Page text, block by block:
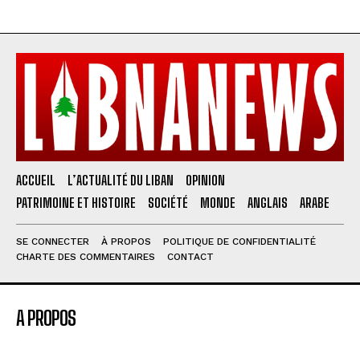
ACCUEIL L’ACTUALITÉ DU LIBAN
OPINION
PATRIMOINE ET HISTOIRE
SOCIÉTÉ MONDE ANGLAIS ARABE
SE CONNECTER À PROPOS
POLITIQUE DE CONFIDENTIALITÉ
CHARTE DES COMMENTAIRES
CONTACT
A PROPOS